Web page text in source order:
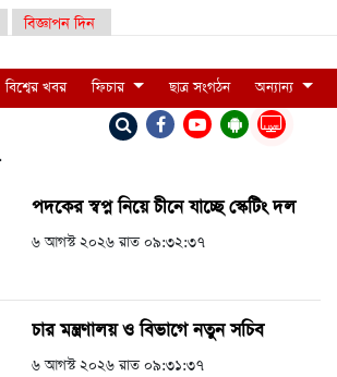
বিজ্ঞাপন দিন
LIVE
বিশ্বের খবর ফিচার ছাত্র সংগঠন অন্যান্য
পদকের স্বপ্ন নিয়ে চীনে যাচ্ছে স্কেটিং দল
৬ আগস্ট ২০২৬ রাত ০৯:৩২:৩৭
চার মন্ত্রণালয় ও বিভাগে নতুন সচিব
৬ আগস্ট ২০২৬ রাত ০৯:৩১:৩৭